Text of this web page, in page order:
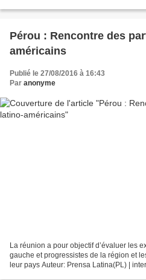
Pérou : Rencontre des
américains
Publié le 27/08/2016 à 16:43
Par anonyme
La réunion a pour objectif d’évaluer les
gauche et progressistes de la région et
leur pays Auteur: Prensa Latina(PL) |